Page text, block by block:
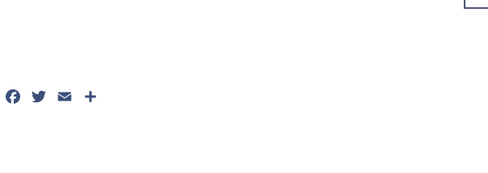
Facebook
Twitter
Email